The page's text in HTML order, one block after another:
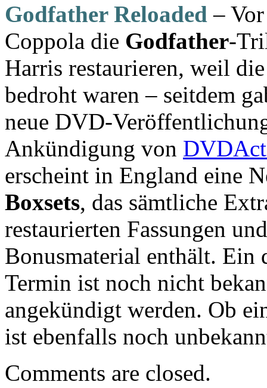
Godfather Reloaded –
Coppola die Godfather-
Harris restaurieren, weil
bedroht waren – seitdem
neue DVD-
Ankündigung von
erscheint in England eine
Boxsets, das sämtliche
restaurierten Fassungen
Bonusmaterial enthält. Ein
Termin ist noch nicht
angekündigt werden. Ob
ist ebenfalls noch
Comments are closed.